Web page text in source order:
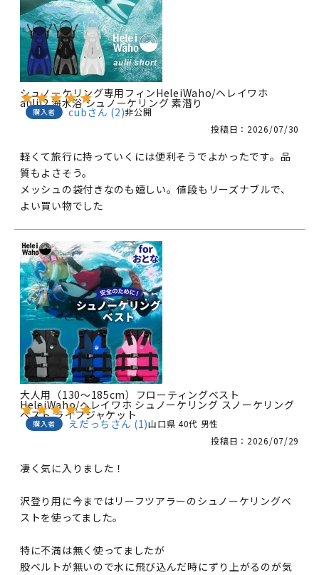
シュノーケリング専用フィンHeleiWaho/ヘレイワホ
aulii2 海水浴 シュノーケリング 素潜り
購入者 cub 2 非公開
投稿日
2026/07/30
軽くて旅行に持っていくには便利そうでよかったです。品
質もよさそう。
メッシュの袋付きなのも嬉しい。値段もリーズナブルで、
よい買い物でした
大人用（130～185cm）フローティングベスト
HeleiWaho/ヘレイワホ シュノーケリング スノーケリング
ベスト ライフジャケット
購入者 えだっち 1 山口県 40代 男性
投稿日
2026/07/29
凄く気に入りました！
沢登り用に今まではリーフツアラーのシュノーケリングベ
ストを使ってました。
特に不満は無く使ってましたが
股ベルトが無いので水に飛び込んだ時にずり上がるのが気